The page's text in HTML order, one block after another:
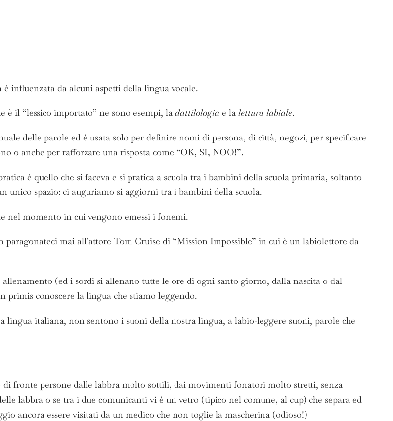
influenzata da alcuni aspetti della lingua vocale.
il “lessico importato” ne sono esempi, la dattilologia e la lettura labiale.
delle parole ed è usata solo per definire nomi di persona, di città, negozi, per specificare
o anche per rafforzare una risposta come “OK, SI, NOO!”.
è quello che si faceva e si pratica a scuola tra i bambini della scuola primaria, soltanto
unico spazio: ci auguriamo si aggiorni tra i bambini della scuola.
nel momento in cui vengono emessi i fonemi.
mai all’attore Tom Cruise di “Mission Impossible” in cui è un labiolettore da
(ed i sordi si allenano tutte le ore di ogni santo giorno, dalla nascita o dal
primis conoscere la lingua che stiamo leggendo.
lingua italiana, non sentono i suoni della nostra lingua, a labio-leggere suoni, parole che
fronte persone dalle labbra molto sottili, dai movimenti fonatori molto stretti, senza
labbra o se tra i due comunicanti vi è un vetro (tipico nel comune, al cup) che separa ed
ancora essere visitati da un medico che non toglie la mascherina (odioso!)